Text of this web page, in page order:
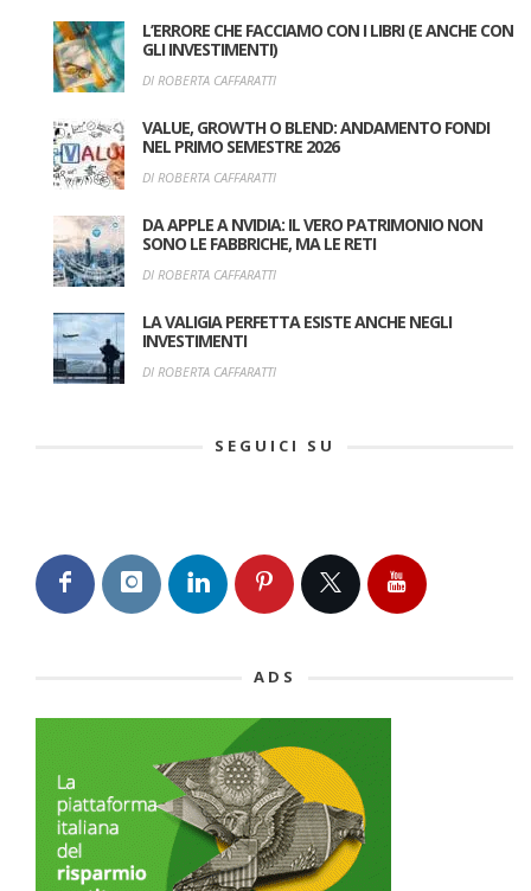
L’ERRORE CHE FACCIAMO CON I LIBRI (E ANCHE CON
GLI INVESTIMENTI)
DI ROBERTA CAFFARATTI
VALUE, GROWTH O BLEND: ANDAMENTO FONDI
NEL PRIMO SEMESTRE 2026
DI ROBERTA CAFFARATTI
DA APPLE A NVIDIA: IL VERO PATRIMONIO NON
SONO LE FABBRICHE, MA LE RETI
DI ROBERTA CAFFARATTI
LA VALIGIA PERFETTA ESISTE ANCHE NEGLI
INVESTIMENTI
DI ROBERTA CAFFARATTI
SEGUICI SU
ADS